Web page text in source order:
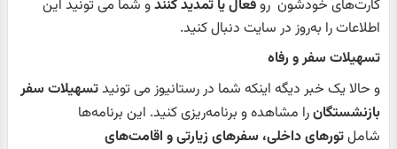
کارت‌های خودشون روفعال یا تمدید کنندو شما می تونید این
اطلاعات را به‌روز در سایت دنبال کنید.
تسهیلات سفر و رفاه
و حالا یک خبر دیگه اینکه شما در رستانیوز می تونیدتسهیلات سفر
بازنشستگانرا مشاهده و برنامه‌ریزی کنید. این برنامه‌ها
شاملتورهای داخلی، سفرهای زیارتی و اقامت‌های